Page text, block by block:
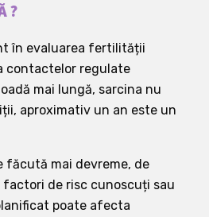
în evaluarea fertilității
contactelor regulate
mai lungă, sarcina nu
aproximativ un an este un
făcută mai devreme, de
factori de risc cunoscuți sau
poate afecta